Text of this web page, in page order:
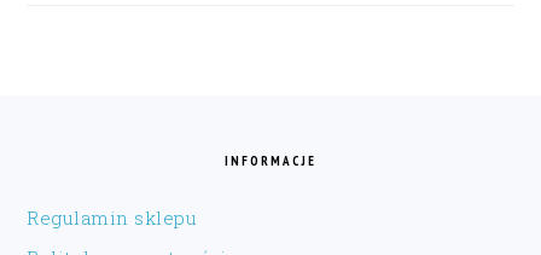
INFORMACJE
Regulamin sklepu